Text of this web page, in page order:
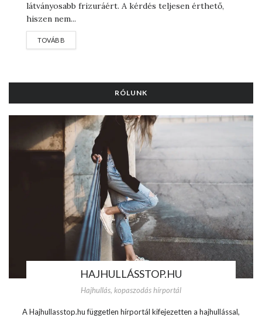
látványosabb frizuráért. A kérdés teljesen érthető,
hiszen nem...
TOVÁBB
RÓLUNK
HAJHULLÁSSTOP.HU
Hajhullás, kopaszodás hírportál
A Hajhullasstop.hu független hírportál kifejezetten a hajhullással,